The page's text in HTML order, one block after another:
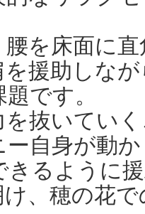
を床面に
を援助しな
です。
抜いてい
自身が動
きるように
、穂の花